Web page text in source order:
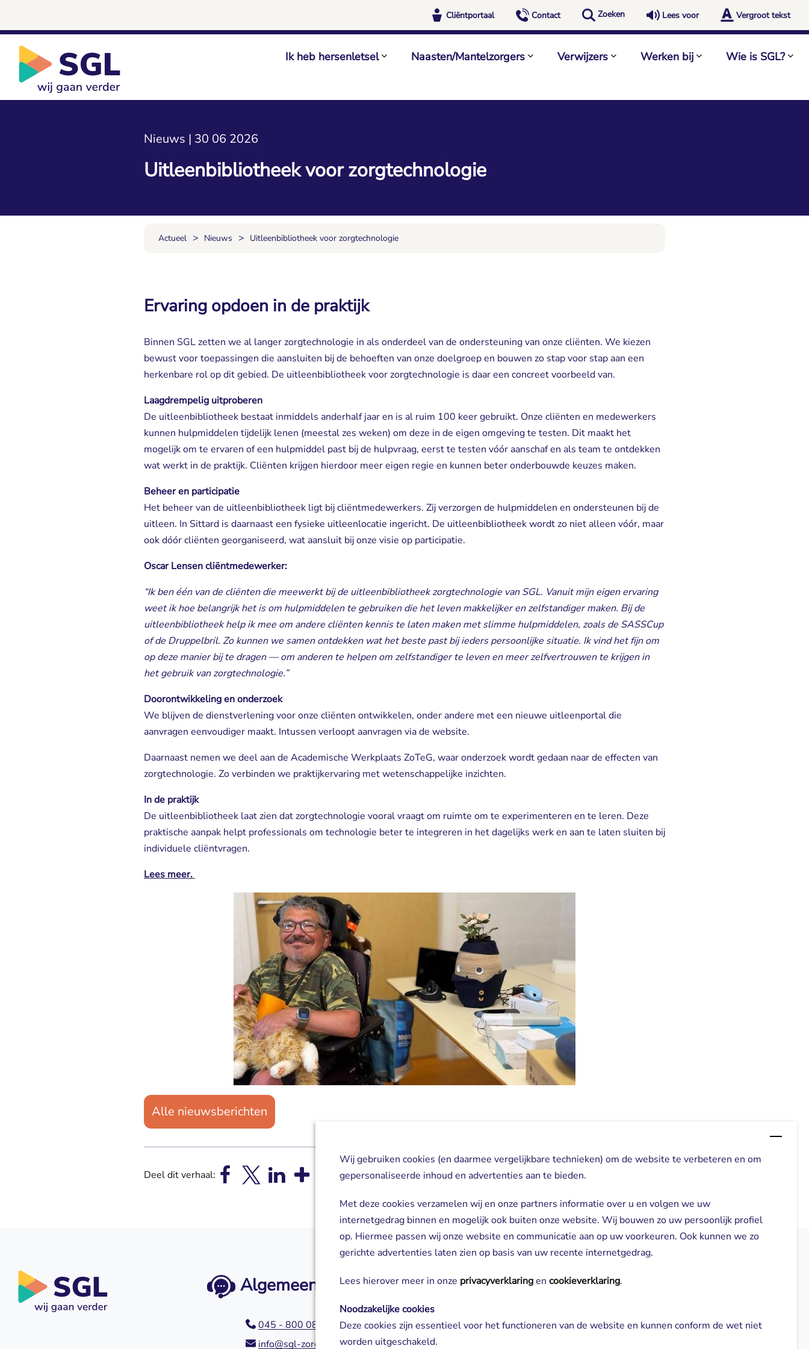
Wij gebruiken cookies (en daarmee vergelijkbare technieken) om de website te verbeteren en om
gepersonaliseerde inhoud en advertenties aan te bieden.
Met deze cookies verzamelen wij en onze partners informatie over u en volgen we uw
internetgedrag binnen en mogelijk ook buiten onze website. Wij bouwen zo uw persoonlijk profiel
op. Hiermee passen wij onze website en communicatie aan op uw voorkeuren. Ook kunnen we zo
gerichte advertenties laten zien op basis van uw recente internetgedrag.
Lees hierover meer in onze privacyverklaringen cookieverklaring.
Noodzakelijke cookies
Deze cookies zijn essentieel voor het functioneren van de website en kunnen conform de wet niet
worden uitgeschakeld.
Cliëntportaal Contact Zoeken Lees voor Vergroot tekst
Ik heb hersenletsel Naasten/Mantelzorgers Verwijzers Werken bij Wie is SGL?
Nieuws | 30 06 2026
Uitleenbibliotheek voor zorgtechnologie
Actueel > Nieuws > Uitleenbibliotheek voor zorgtechnologie
Ervaring opdoen in de praktijk
Binnen SGL zetten we al langer zorgtechnologie in als onderdeel van de ondersteuning van onze cliënten. We kiezen
bewust voor toepassingen die aansluiten bij de behoeften van onze doelgroep en bouwen zo stap voor stap aan een
herkenbare rol op dit gebied. De uitleenbibliotheek voor zorgtechnologie is daar een concreet voorbeeld van.
Laagdrempelig uitproberen
De uitleenbibliotheek bestaat inmiddels anderhalf jaar en is al ruim 100 keer gebruikt. Onze cliënten en medewerkers
kunnen hulpmiddelen tijdelijk lenen (meestal zes weken) om deze in de eigen omgeving te testen. Dit maakt het
mogelijk om te ervaren of een hulpmiddel past bij de hulpvraag, eerst te testen vóór aanschaf en als team te ontdekken
wat werkt in de praktijk. Cliënten krijgen hierdoor meer eigen regie en kunnen beter onderbouwde keuzes maken.
Beheer en participatie
Het beheer van de uitleenbibliotheek ligt bij cliëntmedewerkers. Zij verzorgen de hulpmiddelen en ondersteunen bij de
uitleen. In Sittard is daarnaast een fysieke uitleenlocatie ingericht. De uitleenbibliotheek wordt zo niet alleen vóór, maar
ook dóór cliënten georganiseerd, wat aansluit bij onze visie op participatie.
Oscar Lensen cliëntmedewerker:
“Ik ben één van de cliënten die meewerkt bij de uitleenbibliotheek zorgtechnologie van SGL. Vanuit mijn eigen ervaring
weet ik hoe belangrijk het is om hulpmiddelen te gebruiken die het leven makkelijker en zelfstandiger maken. Bij de
uitleenbibliotheek help ik mee om andere cliënten kennis te laten maken met slimme hulpmiddelen, zoals de SASSCup
of de Druppelbril. Zo kunnen we samen ontdekken wat het beste past bij ieders persoonlijke situatie. Ik vind het fijn om
op deze manier bij te dragen — om anderen te helpen om zelfstandiger te leven en meer zelfvertrouwen te krijgen in
het gebruik van zorgtechnologie.”
Doorontwikkeling en onderzoek
We blijven de dienstverlening voor onze cliënten ontwikkelen, onder andere met een nieuwe uitleenportal die
aanvragen eenvoudiger maakt. Intussen verloopt aanvragen via de website.
Daarnaast nemen we deel aan de Academische Werkplaats ZoTeG, waar onderzoek wordt gedaan naar de effecten van
zorgtechnologie. Zo verbinden we praktijkervaring met wetenschappelijke inzichten.
In de praktijk
De uitleenbibliotheek laat zien dat zorgtechnologie vooral vraagt om ruimte om te experimenteren en te leren. Deze
praktische aanpak helpt professionals om technologie beter te integreren in het dagelijks werk en aan te laten sluiten bij
individuele cliëntvragen.
Lees meer.
Alle nieuwsberichten
Deel dit verhaal:
Algemeen
045 - 800 0800
info@sgl-zorg.nl
Zorg of aanmelden
045 - 800 0580
Locaties